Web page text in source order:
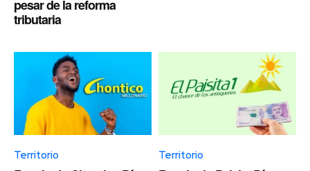
pesar de la reforma
tributaria
Territorio Territorio